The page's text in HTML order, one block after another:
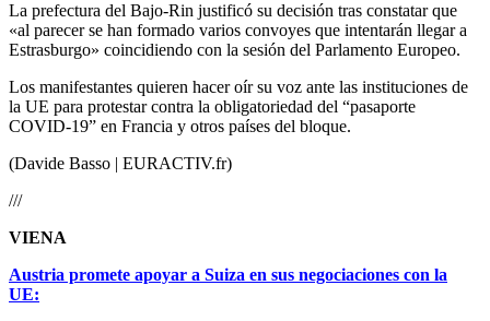
La prefectura del Bajo-Rin justificó su decisión tras constatar que
«al parecer se han formado varios convoyes que intentarán llegar a
Estrasburgo» coincidiendo con la sesión del Parlamento Europeo.
Los manifestantes quieren hacer oír su voz ante las instituciones de
la UE para protestar contra la obligatoriedad del “pasaporte
COVID-19” en Francia y otros países del bloque.
(Davide Basso | EURACTIV.fr)
///
VIENA
Austria promete apoyar a Suiza en sus negociaciones con la
UE: